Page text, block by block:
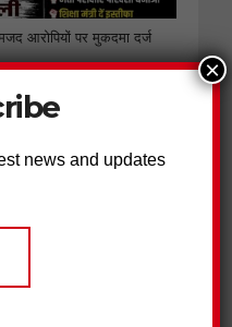
आरोपियों पर मुकदमा दर्ज
news and updates
×